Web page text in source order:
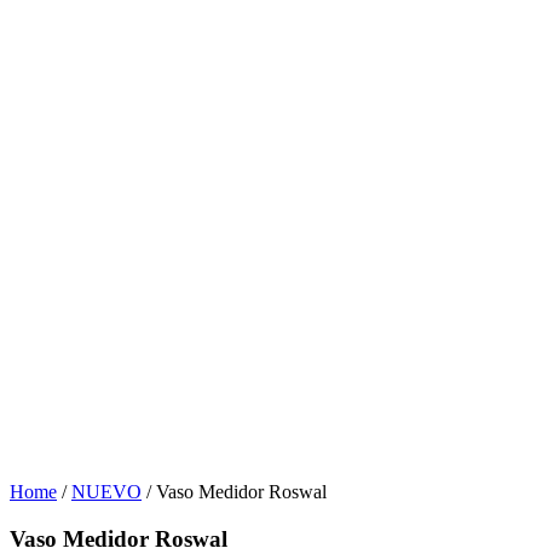
Home /NUEVO / Vaso Medidor Roswal
Vaso Medidor Roswal